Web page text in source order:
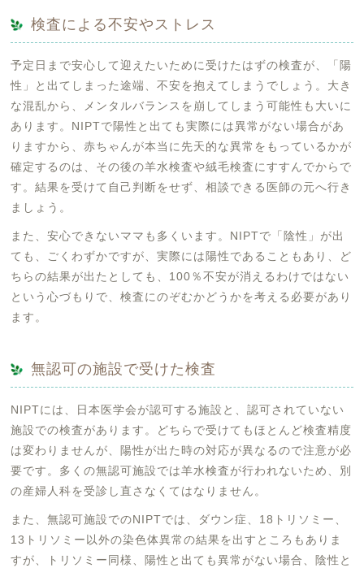
検査による不安やストレス
予定日まで安心して迎えたいために受けたはずの検査が、「陽
性」と出てしまった途端、不安を抱えてしまうでしょう。大き
な混乱から、メンタルバランスを崩してしまう可能性も大いに
あります。NIPTで陽性と出ても実際には異常がない場合があ
りますから、赤ちゃんが本当に先天的な異常をもっているかが
確定するのは、その後の羊水検査や絨毛検査にすすんでからで
す。結果を受けて自己判断をせず、相談できる医師の元へ行き
ましょう。
また、安心できないママも多くいます。NIPTで「陰性」が出
ても、ごくわずかですが、実際には陽性であることもあり、ど
ちらの結果が出たとしても、100％不安が消えるわけではない
という心づもりで、検査にのぞむかどうかを考える必要があり
ます。
無認可の施設で受けた検査
NIPTには、日本医学会が認可する施設と、認可されていない
施設での検査があります。どちらで受けてもほとんど検査精度
は変わりませんが、陽性が出た時の対応が異なるので注意が必
要です。多くの無認可施設では羊水検査が行われないため、別
の産婦人科を受診し直さなくてはなりません。
また、無認可施設でのNIPTでは、ダウン症、18トリソミー、
13トリソミー以外の染色体異常の結果を出すところもありま
すが、トリソミー同様、陽性と出ても異常がない場合、陰性と